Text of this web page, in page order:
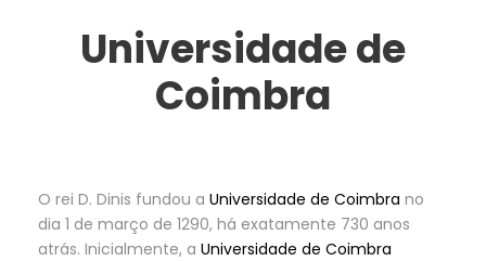
Universidade de
Coimbra
O rei D. Dinis fundou a Universidade de Coimbra no
dia 1 de março de 1290, há exatamente 730 anos
atrás. Inicialmente, a Universidade de Coimbra